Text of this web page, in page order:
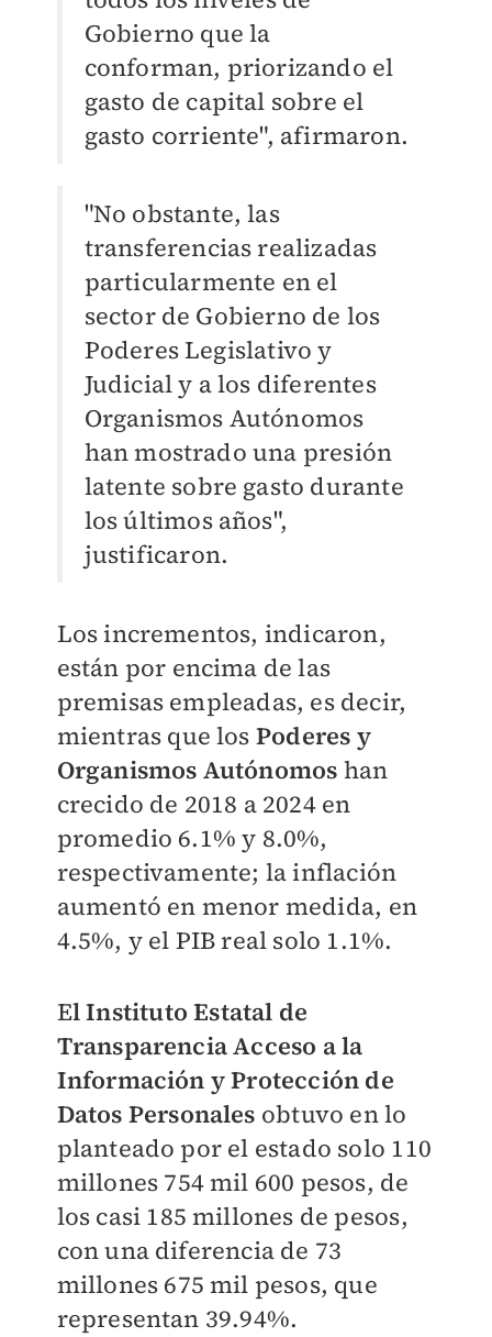
Gobierno que la
conforman, priorizando el
gasto de capital sobre el
gasto corriente", afirmaron.
"No obstante, las
transferencias realizadas
particularmente en el
sector de Gobierno de los
Poderes Legislativo y
Judicial y a los diferentes
Organismos Autónomos
han mostrado una presión
latente sobre gasto durante
los últimos años",
justificaron.
Los incrementos, indicaron,
están por encima de las
premisas empleadas, es decir,
mientras que los Poderes y
Organismos Autónomos han
crecido de 2018 a 2024 en
promedio 6.1% y 8.0%,
respectivamente; la inflación
aumentó en menor medida, en
4.5%, y el PIB real solo 1.1%.
El Instituto Estatal de
Transparencia Acceso a la
Información y Protección de
Datos Personales obtuvo en lo
planteado por el estado solo 110
millones 754 mil 600 pesos, de
los casi 185 millones de pesos,
con una diferencia de 73
millones 675 mil pesos, que
representan 39.94%.